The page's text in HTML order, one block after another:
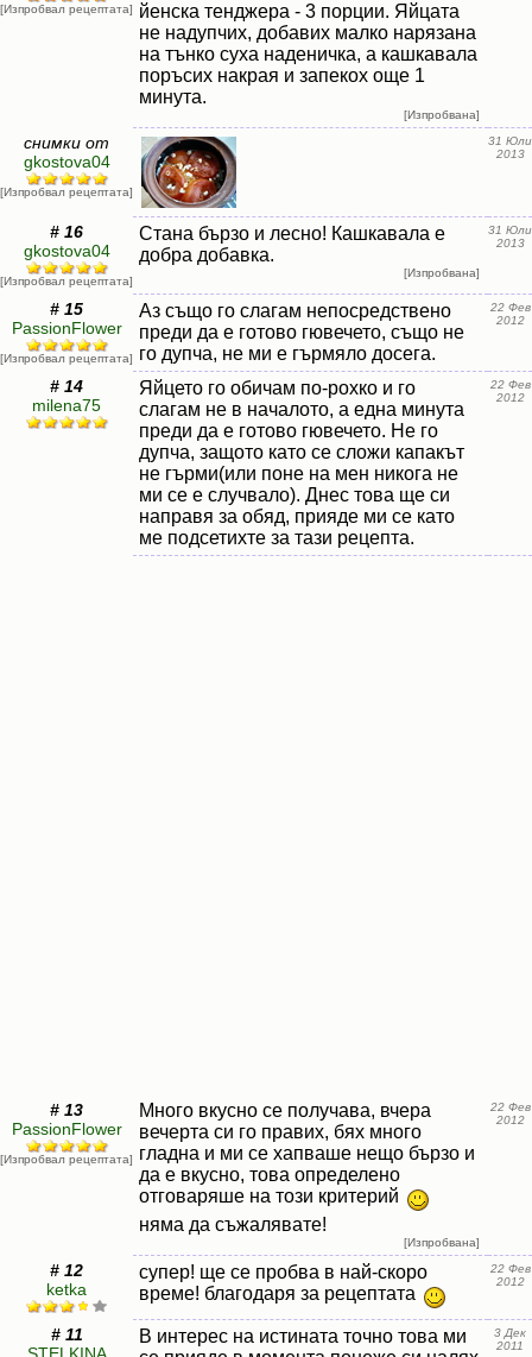
[Изпробвал рецептата]
йенска тенджера - 3 порции. Яйцата
не надупчих, добавих малко нарязана
на тънко суха наденичка, а кашкавала
поръсих накрая и запекох още 1
минута.
[Изпробвана]
снимки от
gkostova04
[Изпробвал рецептата]
31 Юли
2013
# 16
gkostova04
[Изпробвал рецептата]
Стана бързо и лесно! Кашкавала е
добра добавка.
[Изпробвана]
31 Юли
2013
# 15
PassionFlower
[Изпробвал рецептата]
Аз също го слагам непосредствено
преди да е готово гювечето, също не
го дупча, не ми е гърмяло досега.
22 Фев
2012
# 14
milena75
Яйцето го обичам по-рохко и го
слагам не в началото, а една минута
преди да е готово гювечето. Не го
дупча, защото като се сложи капакът
не гърми(или поне на мен никога не
ми се е случвало). Днес това ще си
направя за обяд, прияде ми се като
ме подсетихте за тази рецепта.
22 Фев
2012
# 13
PassionFlower
[Изпробвал рецептата]
Много вкусно се получава, вчера
вечерта си го правих, бях много
гладна и ми се хапваше нещо бързо и
да е вкусно, това определено
отговаряше на този критерий
няма да съжалявате!
[Изпробвана]
22 Фев
2012
# 12
ketka
супер! ще се пробва в най-скоро
време! благодаря за рецептата
22 Фев
2012
# 11
В интерес на истината точно това ми
3 Дек
2011